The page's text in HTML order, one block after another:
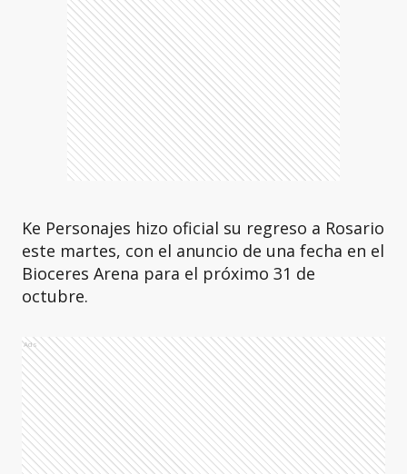
Ke Personajes hizo oficial su regreso a Rosario
este martes, con el anuncio de una fecha en el
Bioceres Arena para el próximo 31 de
octubre.
Ads